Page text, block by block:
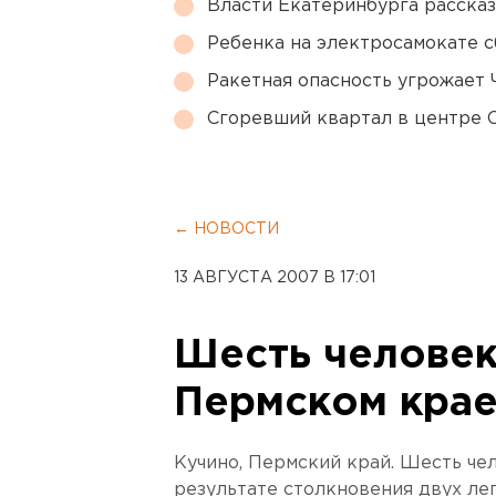
Власти Екатеринбурга
Ребенка на электросамокате
Ракетная опасность угрожает
Сгоревший квартал в центре
← НОВОСТИ
13 АВГУСТА 2007 В 17:01
Шесть
Пермском
Кучино, Пермский край. Шесть
результате столкновения двух